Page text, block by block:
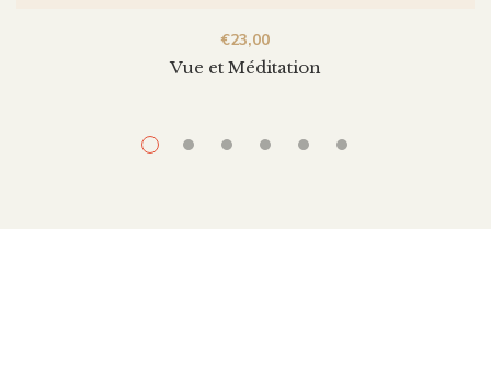
Vue et Méditation
€23,00